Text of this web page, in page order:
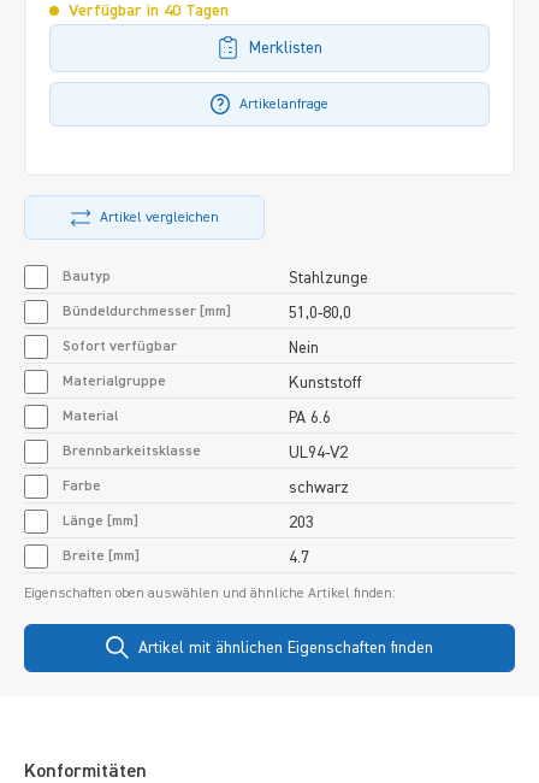
Verfügbar in 40 Tagen
Merklisten
Artikelanfrage
Artikel vergleichen
Bautyp Stahlzunge
Bündeldurchmesser [mm] 51,0-80,0
Sofort verfügbar Nein
Materialgruppe Kunststoff
Material PA 6.6
Brennbarkeitsklasse UL94-V2
Farbe schwarz
Länge [mm] 203
Breite [mm] 4.7
Eigenschaften oben auswählen und ähnliche Artikel finden:
Artikel mit ähnlichen Eigenschaften finden
Konformitäten